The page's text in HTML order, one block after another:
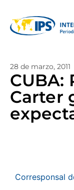
28 de marzo, 2011
CUBA:
Carter
Corresponsal